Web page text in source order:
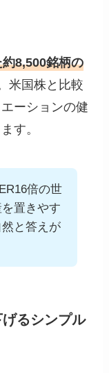
8,500銘柄の
米国株と比較
ーションの健
す。
倍の世
置きやす
と答えが
るシンプル